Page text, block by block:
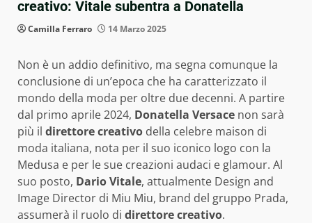
creativo: Vitale subentra a Donatella
Camilla Ferraro 14 Marzo 2025
Non è un addio definitivo, ma segna comunque la
conclusione di un’epoca che ha caratterizzato il
mondo della moda per oltre due decenni. A partire
dal primo aprile 2024, Donatella Versace non sarà
più il direttore creativo della celebre maison di
moda italiana, nota per il suo iconico logo con la
Medusa e per le sue creazioni audaci e glamour. Al
suo posto, Dario Vitale, attualmente Design and
Image Director di Miu Miu, brand del gruppo Prada,
assumerà il ruolo di direttore creativo.